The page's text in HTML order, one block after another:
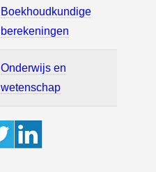
Boekhoudkundige
berekeningen
Onderwijs en
wetenschap